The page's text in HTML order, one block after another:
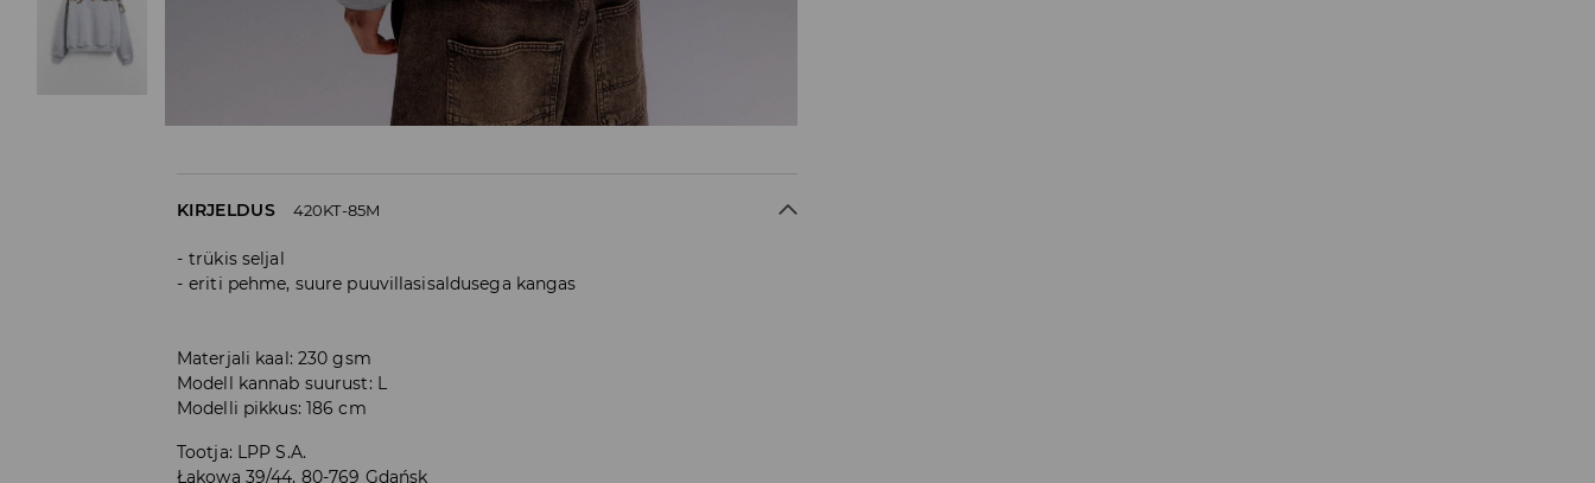
KIRJELDUS 420KT-85M
trükis seljal
eriti pehme, suure puuvillasisaldusega kangas
Materjali kaal: 230 gsm
Modell kannab suurust: L
Modelli pikkus: 186 cm
Tootja: LPP S.A.
Łąkowa 39/44, 80-769 Gdańsk